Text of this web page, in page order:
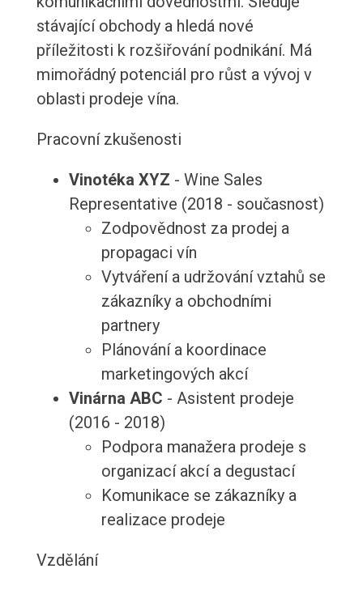
stávající obchody a hledá nové
příležitosti k rozšiřování podnikání. Má
mimořádný potenciál pro růst a vývoj v
oblasti prodeje vína.
Pracovní zkušenosti
Vinotéka XYZ - Wine Sales
Representative (2018 - současnost)
Zodpovědnost za prodej a
propagaci vín
Vytváření a udržování vztahů se
zákazníky a obchodními
partnery
Plánování a koordinace
marketingových akcí
Vinárna ABC - Asistent prodeje
(2016 - 2018)
Podpora manažera prodeje s
organizací akcí a degustací
Komunikace se zákazníky a
realizace prodeje
Vzdělání